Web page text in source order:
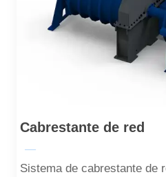
Cabrestante de red
—
Sistema de cabrestante de